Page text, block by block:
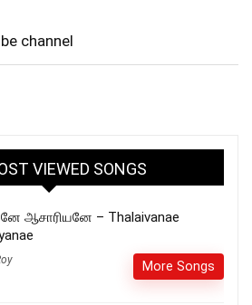
channel
VIEWED SONGS
ஆசாரியனே – Thalaivanae
More Songs